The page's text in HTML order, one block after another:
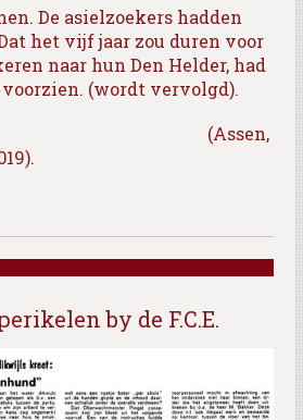
De asielzoekers hadden
het vijf jaar zou duren voor
naar hun Den Helder, had
(wordt vervolgd).
(Assen,
by de F.C.E.